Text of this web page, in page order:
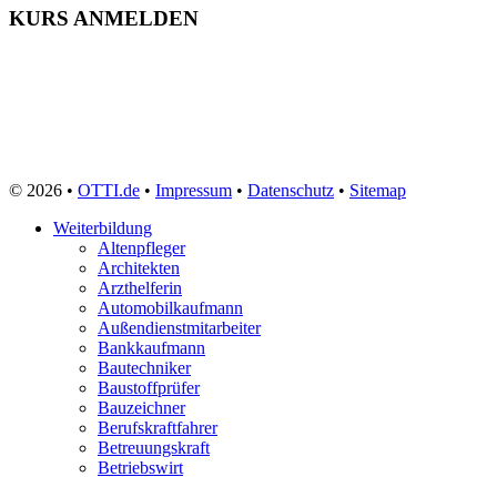
Tagesmutter
Veranstaltungskaufmann
Verkäufer
Vermessungstechniker
Versicherungskaufmann
Verwaltungsfachangestellte
Webdesigner
Werkstoffprüfer
Zahntechniker
Zerspanungsmechaniker
Zollbeamter
Zweiradmechaniker
KURS ANMELDEN
© 2026 • OTTI.de • Impressum • Datenschutz • Sitemap
Weiterbildung
Altenpfleger
Architekten
Arzthelferin
Automobilkaufmann
Außendienstmitarbeiter
Bankkaufmann
Bautechniker
Baustoffprüfer
Bauzeichner
Berufskraftfahrer
Betreuungskraft
Betriebswirt